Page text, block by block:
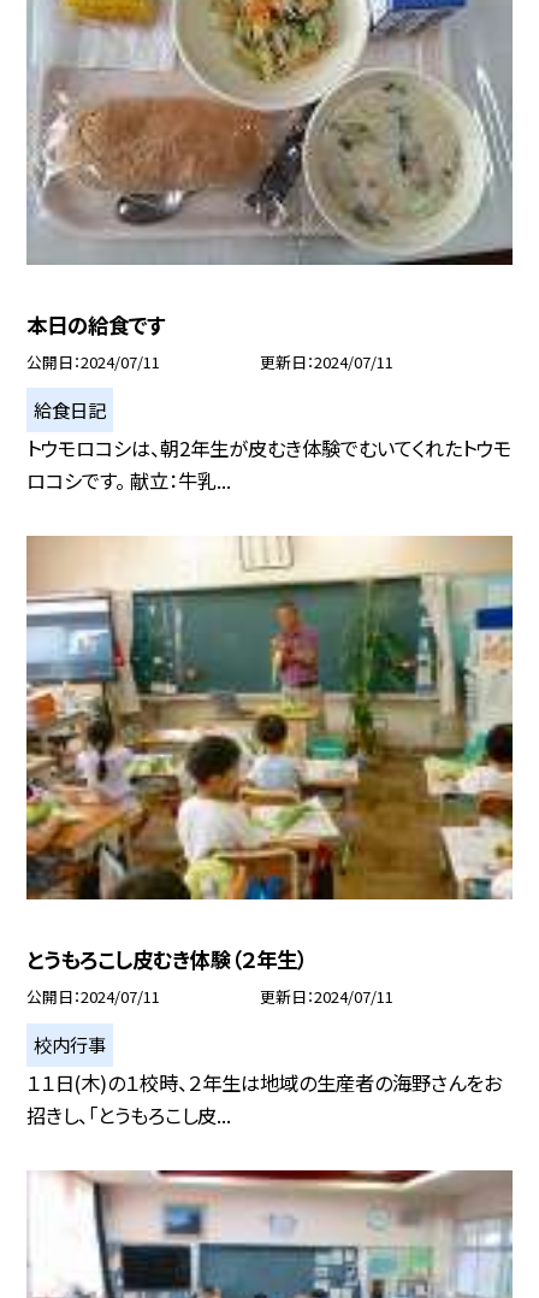
本日の給食です
公開日 2024/07/11 更新日 2024/07/11
給食日記
トウモロコシは、朝2年生が皮むき体験でむいてくれたトウモ
ロコシです。 献立：牛乳...
とうもろこし皮むき体験（２年生）
公開日 2024/07/11 更新日 2024/07/11
校内行事
１１日(木)の１校時、２年生は地域の生産者の海野さんをお
招きし、「とうもろこし皮...